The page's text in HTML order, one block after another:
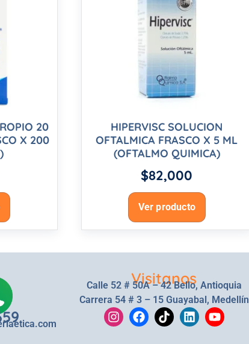
20
X 200
HIPERVISC SOLUCION
OFTALMICA FRASCO X 5 ML
(OFTALMO QUIMICA)
$82,000
Ver producto
Visitanos
Calle 52 # 50A – 42 Bello, Antioquia
Carrera 54 # 3 – 15 Guayabal, Medellín